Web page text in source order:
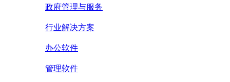
政府管理与服务
行业解决方案
办公软件
管理软件